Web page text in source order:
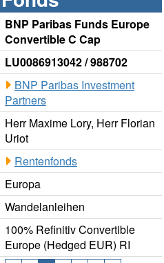
BNP Paribas Funds Europe
Convertible C Cap
LU0086913042 / 988702
BNP Paribas Investment
Partners
Herr Maxime Lory, Herr Florian
Uriot
Rentenfonds
Europa
Wandelanleihen
100% Refinitiv Convertible
Europe (Hedged EUR) RI